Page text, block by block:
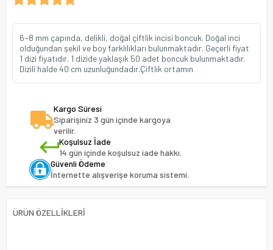
6~8 mm çapında, delikli, doğal çiftlik incisi boncuk. Doğal inci
olduğundan şekil ve boy farklılıkları bulunmaktadır. Geçerli fiyat
1 dizi fiyatıdır. 1 dizide yaklaşık 50 adet boncuk bulunmaktadır.
Dizili halde 40 cm uzunluğundadır.Çiftlik ortamın
Kargo Süresi
Siparişiniz 3 gün içinde kargoya
verilir.
Koşulsuz İade
14 gün içinde koşulsuz iade hakkı.
Güvenli Ödeme
İnternette alışverişe koruma sistemi.
ÜRÜN ÖZELLIKLERI